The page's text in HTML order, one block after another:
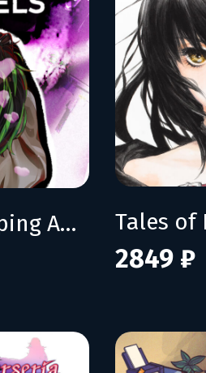
Mama's Sleeping Angels
2849 ₽